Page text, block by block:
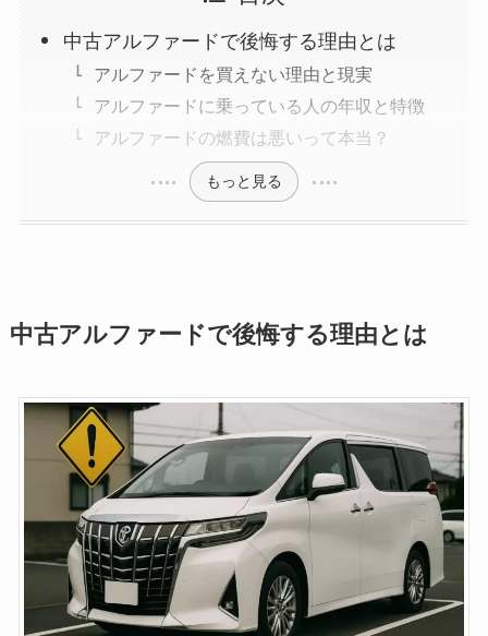
中古アルファードで後悔する理由とは
アルファードを買えない理由と現実
アルファードに乗っている人の年収と特徴
アルファードの燃費は悪いって本当？
もっと見る
中古アルファードで後悔する理由とは